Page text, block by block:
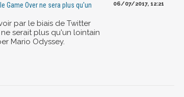
Game Over ne sera plus qu'un
par le biais de Twitter
serait plus qu'un lointain
Mario Odyssey.
06/07/2017, 12:21